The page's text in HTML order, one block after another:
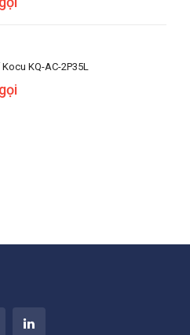
KQ-AC-2P35L